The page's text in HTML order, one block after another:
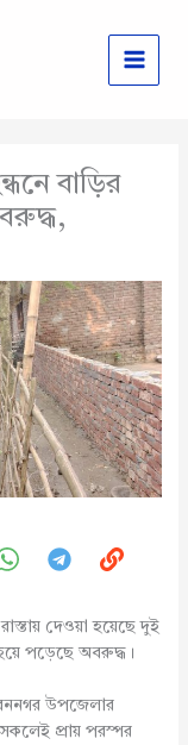
বাড়ির
দেওয়া হয়েছে দুই
হয়ে পড়েছে অবরুদ্ধ।
উপজেলার
প্রায় পরস্পর